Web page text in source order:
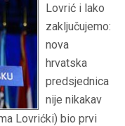
Lovrić i lako
zaključujemo:
nova
hrvatska
predsjednica
nije nikakav
Lovrićki) bio prvi